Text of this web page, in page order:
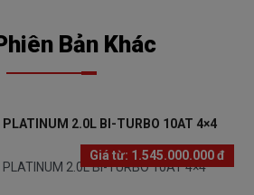
Bản Khác
PLATINUM 2.0L BI-TURBO 10AT 4×4
Giá từ: 1.545.000.000 đ